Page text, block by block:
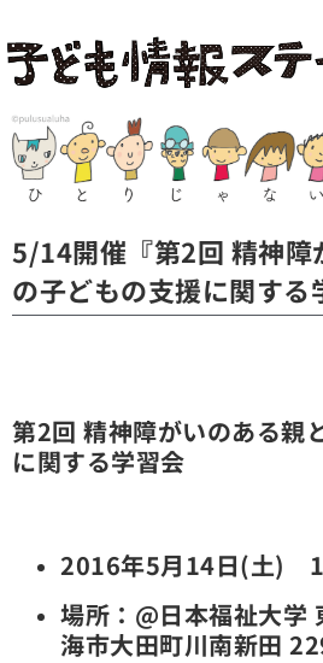
5/14開催『第2回 精神障
の子どもの支援に関する
第2回 精神障がいのある親
に関する学習会
2016年5月14日(土)
場所：@日本福祉大学
海市大田町川南新田